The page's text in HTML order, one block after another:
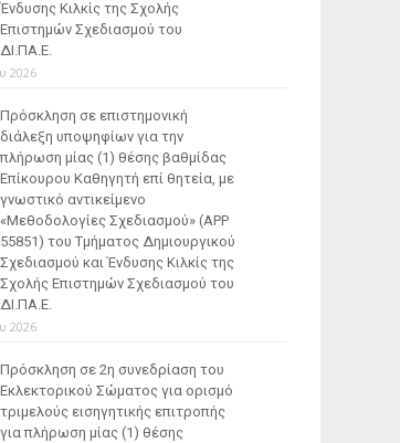
Ένδυσης Κιλκίς της Σχολής
Επιστημών Σχεδιασμού του
ΔΙ.ΠΑ.Ε.
2026
Πρόσκληση σε επιστημονική
διάλεξη υποψηφίων για την
πλήρωση μίας (1) θέσης βαθμίδας
Επίκουρου Καθηγητή επί θητεία, με
γνωστικό αντικείμενο
«Μεθοδολογίες Σχεδιασμού» (ΑΡΡ
55851) του Τμήματος Δημιουργικού
Σχεδιασμού και Ένδυσης Κιλκίς της
Σχολής Επιστημών Σχεδιασμού του
ΔΙ.ΠΑ.Ε.
2026
Πρόσκληση σε 2η συνεδρίαση του
Εκλεκτορικού Σώματος για ορισμό
τριμελούς εισηγητικής επιτροπής
για πλήρωση μίας (1) θέσης